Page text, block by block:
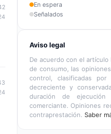
En espera
Señalados
Aviso legal
De acuerdo con el artículo
de consumo, las
control, clasificadas por
decreciente y
duración de
comerciante. Opiniones
contraprestación. Saber